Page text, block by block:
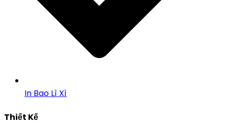
In Bao Lì Xì
Thiết Kế